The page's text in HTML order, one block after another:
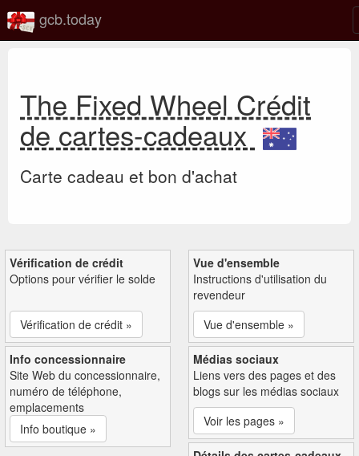
gcb.today
The Fixed Wheel Crédit
de cartes-cadeaux
Carte cadeau et bon d'achat
Vérification de crédit
Options pour vérifier le solde
Vérification de crédit »
Vue d'ensemble
Instructions d'utilisation du
revendeur
Vue d'ensemble »
Info concessionnaire
Site Web du concessionnaire,
numéro de téléphone,
emplacements
Info boutique »
Médias sociaux
Liens vers des pages et des
blogs sur les médias sociaux
Voir les pages »